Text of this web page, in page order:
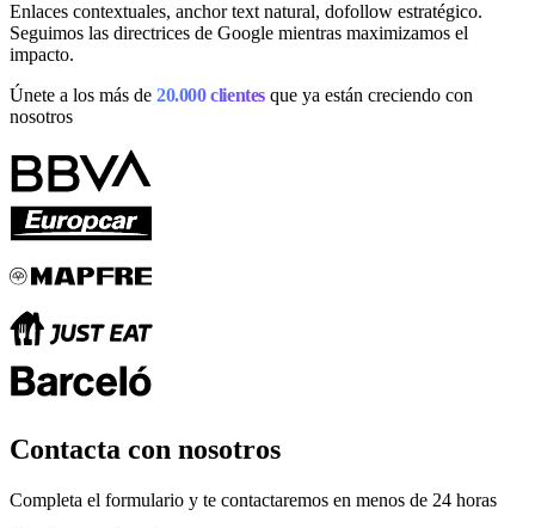
Enlaces contextuales, anchor text natural, dofollow estratégico.
Seguimos las directrices de Google mientras maximizamos el
impacto.
Únete a los más de 20.000 clientes que ya están creciendo con
nosotros
Contacta con nosotros
Completa el formulario y te contactaremos en menos de 24 horas